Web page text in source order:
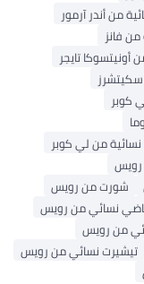
من أندر آرمور
فانز
تايجر
من لي كوبر
شورت من رويس
نسائي من رويس
من رويس
تيشيرت نسائي من رويس